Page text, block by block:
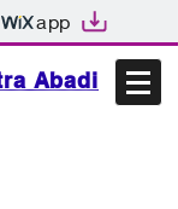
app
Abadi